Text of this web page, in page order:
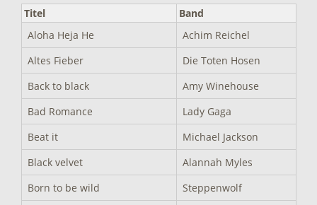
Titel
Band
Aloha Heja He
Achim Reichel
Altes Fieber
Die Toten Hosen
Back to black
Amy Winehouse
Bad Romance
Lady Gaga
Beat it
Michael Jackson
Black velvet
Alannah Myles
Born to be wild
Steppenwolf